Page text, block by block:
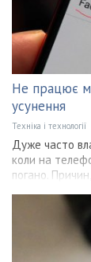
Не працює
усунення
Техніка і технології
Дуже часто
коли на
погано.